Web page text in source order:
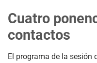
Cuatro
contactos
El programa de la sesión